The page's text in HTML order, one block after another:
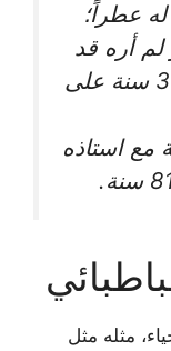
عطراً؛
أره قد
تعطّر، رغم انقضاء أكثر من 36 سنة على
مع استاذه
مثله مثل